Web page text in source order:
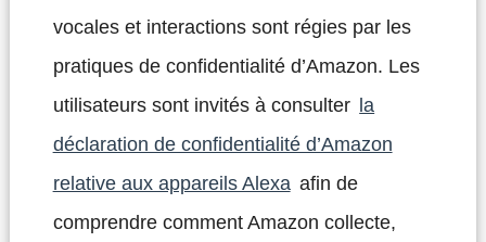
vocales et interactions sont régies par les
pratiques de confidentialité d’Amazon. Les
utilisateurs sont invités à consulter la
déclaration de confidentialité d’Amazon
relative aux appareils Alexa afin de
comprendre comment Amazon collecte,